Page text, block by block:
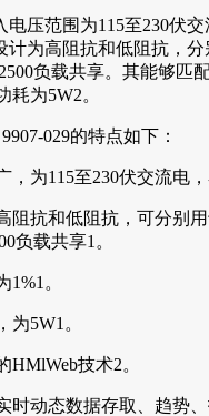
电压范围为115至230伏
计为高阻抗和低阻抗，
负载共享。其能够匹
耗为5W2。
029的特点如下：
，为115至230伏交流电，
阻抗和低阻抗，可分别
负载共享1。
1%1。
为5W1。
HMlWeb技术2。
时动态数据存取、趋势